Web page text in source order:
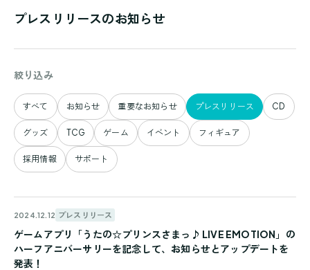
プレスリリースのお知らせ
絞り込み
すべて お知らせ 重要なお知らせ プレスリリース CD
グッズ TCG ゲーム イベント フィギュア
採用情報 サポート
2024.12.12 プレスリリース
ゲームアプリ「うたの☆プリンスさまっ♪ LIVE EMOTION」の
ハーフアニバーサリーを記念して、お知らせとアップデートを
発表！